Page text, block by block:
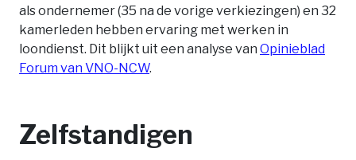
als ondernemer (35 na de vorige verkiezingen) en 32
kamerleden hebben ervaring met werken in
loondienst. Dit blijkt uit een analyse van Opinieblad
Forum van VNO-NCW.
Zelfstandigen